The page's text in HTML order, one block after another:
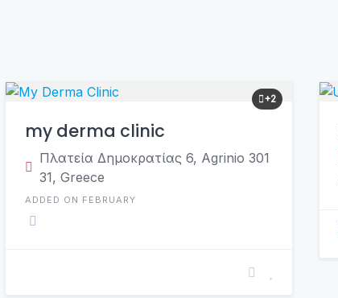
+2
my derma clinic
Πλατεία Δημοκρατίας 6, Agrinio 301
31, Greece
ADDED ON FEBRUARY